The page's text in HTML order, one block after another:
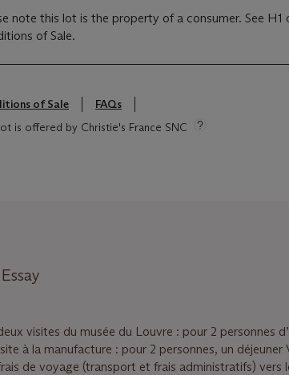
note this lot is the property of a consumer. See H1
of Sale.
of Sale
FAQs
is offered by Christie's France SNC
visites du musée du Louvre : pour 2 personnes
à la manufacture : pour 2 personnes, un
de voyage (transport et frais administratifs) vers